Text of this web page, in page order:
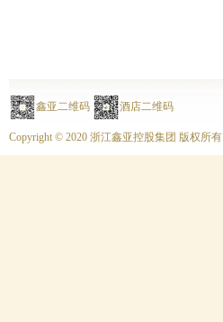
鑫亚二维码 酒店二维码
Copyright © 2020 浙江鑫亚控股集团 版权所有